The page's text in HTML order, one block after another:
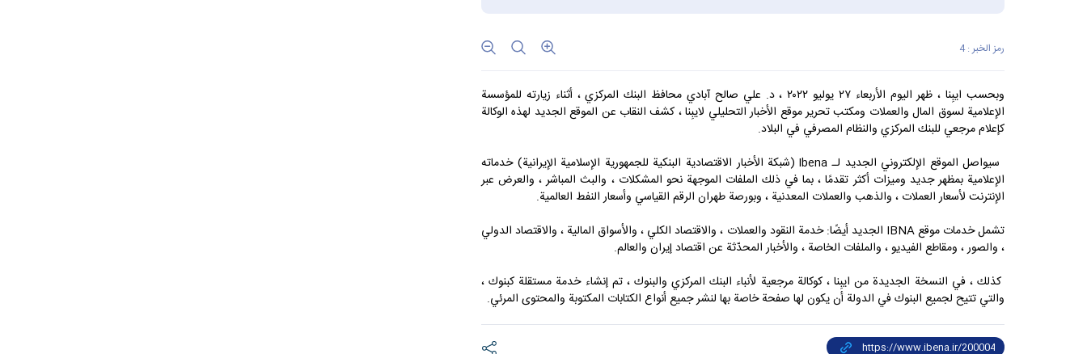
رمز الخبر : 4
وبحسب ايبِنا ، ظهر اليوم الأربعاء ٢٧ يوليو ٢٠٢٢ ، د. علي صالح آبادي محافظ البنك المركزي ، أثناء زيارته للمؤسسة
الإعلامية لسوق المال والعملات ومكتب تحرير موقع الأخبار التحليلي لايبِنا ، كشف النقاب عن الموقع الجديد لهذه الوكالة
كإعلام مرجعي للبنك المركزي والنظام المصرفي في البلاد.
سيواصل الموقع الإلكتروني الجديد لـ Ibena (شبكة الأخبار الاقتصادية البنكية للجمهورية الإسلامية الإيرانية) خدماته
الإعلامية بمظهر جديد وميزات أكثر تقدمًا ، بما في ذلك الملفات الموجهة نحو المشكلات ، والبث المباشر ، والعرض عبر
الإنترنت لأسعار العملات ، والذهب والعملات المعدنية ، وبورصة طهران الرقم القياسي وأسعار النفط العالمية.
تشمل خدمات موقع IBNA الجديد أيضًا: خدمة النقود والعملات ، والاقتصاد الكلي ، والأسواق المالية ، والاقتصاد الدولي
، والصور ، ومقاطع الفيديو ، والملفات الخاصة ، والأخبار المحدّثة عن اقتصاد إيران والعالم.
كذلك ، في النسخة الجديدة من ايبِنا ، كوكالة مرجعية لأنباء البنك المركزي والبنوك ، تم إنشاء خدمة مستقلة كبنوك ،
والتي تتيح لجميع البنوك في الدولة أن يكون لها صفحة خاصة بها لنشر جميع أنواع الكتابات المكتوبة والمحتوى المرئي.